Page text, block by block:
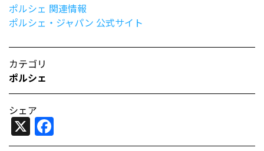
ポルシェ 関連情報
ポルシェ・ジャパン 公式サイト
カテゴリ
ポルシェ
シェア
X